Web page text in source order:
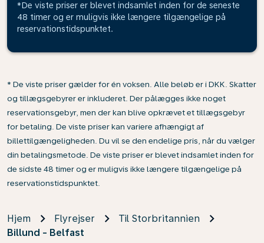
*De viste priser er blevet indsamlet inden for de seneste
48 timer og er muligvis ikke længere tilgængelige på
reservationstidspunktet.
* De viste priser gælder for én voksen. Alle beløb er i DKK. Skatter
og tillægsgebyrer er inkluderet. Der pålægges ikke noget
reservationsgebyr, men der kan blive opkrævet et tillægsgebyr
for betaling. De viste priser kan variere afhængigt af
billettilgængeligheden. Du vil se den endelige pris, når du vælger
din betalingsmetode. De viste priser er blevet indsamlet inden for
de sidste 48 timer og er muligvis ikke længere tilgængelige på
reservationstidspunktet.
Hjem Flyrejser
Til Storbritannien
Billund - Belfast